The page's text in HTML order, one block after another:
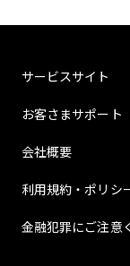
サービスサイト
お客さまサポート
会社概要
利用規約・ポリシ
金融犯罪にご注意